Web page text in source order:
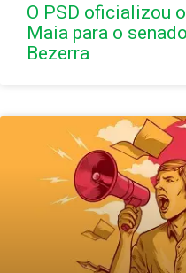
O PSD oficializou
Maia para o
Bezerra